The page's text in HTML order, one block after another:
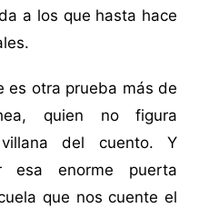
a los que hasta hace
es otra prueba más de
quien no figura
del cuento. Y
esa enorme puerta
que nos cuente el